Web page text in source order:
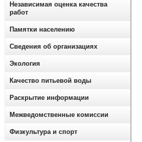
Независимая оценка качества
работ
Памятки населению
Сведения об организациях
Экология
Качество питьевой воды
Раскрытие информации
Межведомственные комиссии
Физкультура и спорт